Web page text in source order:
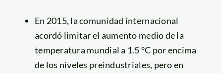
En 2015, la comunidad internacional
acordó limitar el aumento medio de la
temperatura mundial a 1.5 °C por encima
de los niveles preindustriales, pero en